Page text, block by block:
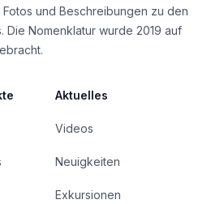
und Beschreibungen zu den
Die Nomenklatur wurde 2019 auf
Aktuelles
Videos
Neuigkeiten
Exkursionen